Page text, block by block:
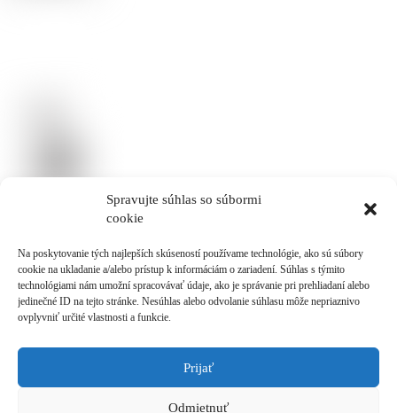
Spravujte súhlas so súbormi
cookie
Na poskytovanie tých najlepších skúseností používame technológie, ako sú súbory
cookie na ukladanie a/alebo prístup k informáciám o zariadení. Súhlas s týmito
technológiami nám umožní spracovávať údaje, ako je správanie pri prehliadaní alebo
jedinečné ID na tejto stránke. Nesúhlas alebo odvolanie súhlasu môže nepriaznivo
ovplyvniť určité vlastnosti a funkcie.
Prijať
Odmietnuť